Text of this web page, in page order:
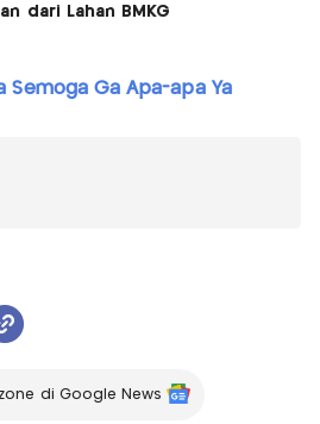
dari Lahan BMKG
Semoga Ga Apa-apa Ya
di Google News